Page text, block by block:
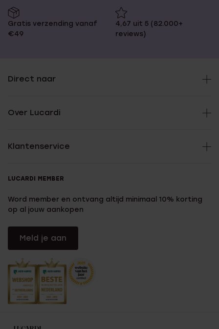
Gratis verzending vanaf
€49
4,67 uit 5 (82.000+
reviews)
Direct naar
Over Lucardi
Klantenservice
LUCARDI MEMBER
Word member en ontvang altijd minimaal 10% korting
op al jouw aankopen
Meld je aan